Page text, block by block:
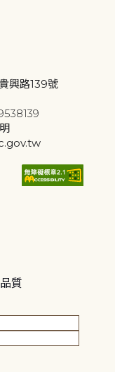
興路139號
質